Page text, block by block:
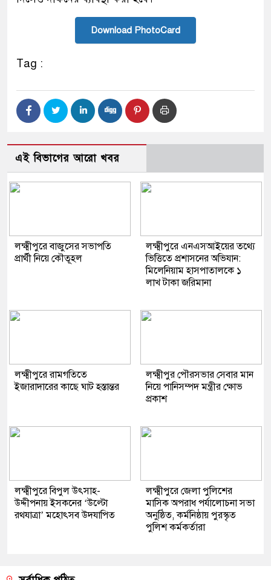
Download PhotoCard
Tag :
এই বিভাগের আরো খবর
লক্ষ্মীপুরে বাজুসের সভাপতি
প্রার্থী নিয়ে কৌতূহল
লক্ষ্মীপুরে এনএসআইয়ের তথ্যে
ভিত্তিতে প্রশাসনের অভিযান:
মিলেনিয়াম হাসপাতালকে ১
লাখ টাকা জরিমানা
লক্ষ্মীপুরে রামগতিতে
ইজারাদারের কাছে ঘাট হস্তান্তর
লক্ষ্মীপুর পৌরসভার সেবার মান
নিয়ে পানিসম্পদ মন্ত্রীর ক্ষোভ
প্রকাশ
লক্ষ্মীপুরে বিপুল উৎসাহ-
উদ্দীপনায় ইসকনের ‘উল্টো
রথযাত্রা’ মহোৎসব উদযাপিত
লক্ষ্মীপুরে জেলা পুলিশের
মাসিক অপরাধ পর্যালোচনা সভা
অনুষ্ঠিত, কর্মনিষ্ঠায় পুরস্কৃত
পুলিশ কর্মকর্তারা